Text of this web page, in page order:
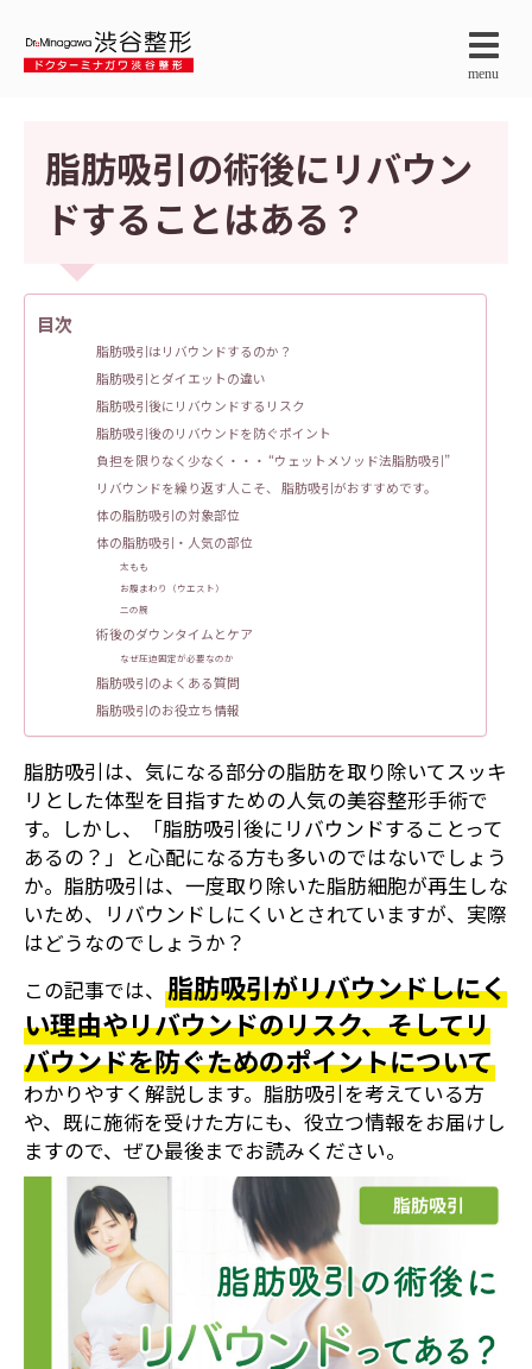
menu
脂肪吸引の術後にリバウン
ドすることはある？
目次
脂肪吸引はリバウンドするのか？
脂肪吸引とダイエットの違い
脂肪吸引後にリバウンドするリスク
脂肪吸引後のリバウンドを防ぐポイント
負担を限りなく少なく・・・ “ウェットメソッド法脂肪吸引”
リバウンドを繰り返す人こそ、 脂肪吸引がおすすめです。
体の脂肪吸引の対象部位
体の脂肪吸引・人気の部位
太もも
お腹まわり（ウエスト）
二の腕
術後のダウンタイムとケア
なぜ圧迫固定が必要なのか
脂肪吸引のよくある質問
脂肪吸引のお役立ち情報
脂肪吸引は、気になる部分の脂肪を取り除いてスッキ
リとした体型を目指すための人気の美容整形手術で
す。しかし、「脂肪吸引後にリバウンドすることって
あるの？」と心配になる方も多いのではないでしょう
か。脂肪吸引は、一度取り除いた脂肪細胞が再生しな
いため、リバウンドしにくいとされていますが、実際
はどうなのでしょうか？
この記事では、 脂肪吸引がリバウンドしにく
い理由やリバウンドのリスク、そしてリ
バウンドを防ぐためのポイントについて
わかりやすく解説します。脂肪吸引を考えている方
や、既に施術を受けた方にも、役立つ情報をお届けし
ますので、ぜひ最後までお読みください。